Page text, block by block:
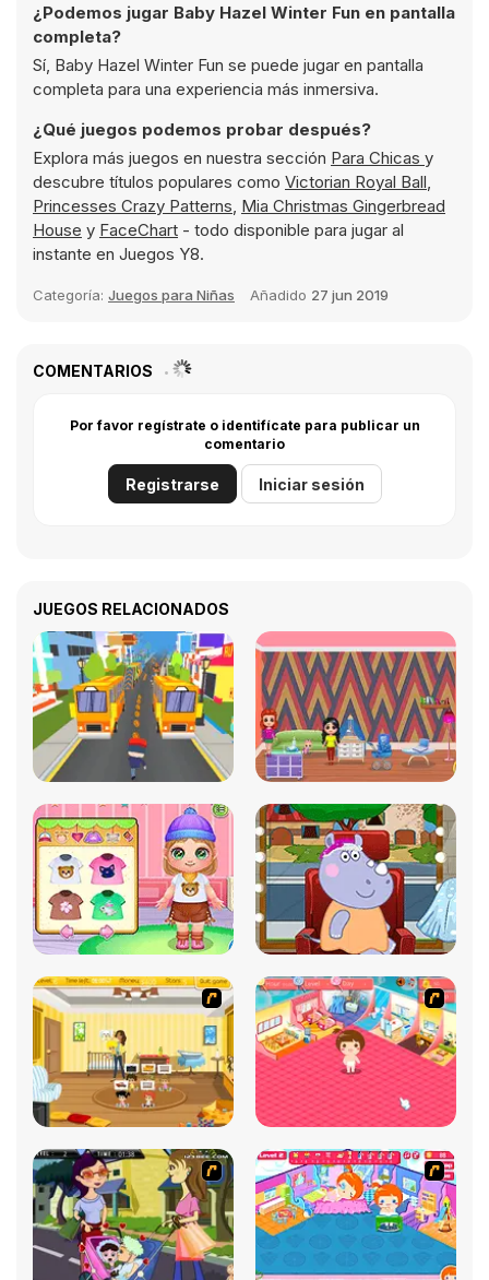
¿Podemos jugar Baby Hazel Winter Fun en pantalla
completa?
Sí, Baby Hazel Winter Fun se puede jugar en pantalla
completa para una experiencia más inmersiva.
¿Qué juegos podemos probar después?
Explora más juegos en nuestra sección Para Chicas y
descubre títulos populares como Victorian Royal Ball,
Princesses Crazy Patterns, Mia Christmas Gingerbread
House y FaceChart - todo disponible para jugar al
instante en Juegos Y8.
Categoría: Juegos para Niñas Añadido 27 jun 2019
COMENTARIOS
Por favor regístrate o identifícate para publicar un
comentario
Registrarse Iniciar sesión
JUEGOS RELACIONADOS